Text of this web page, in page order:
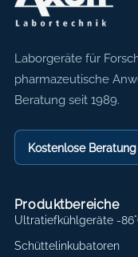
Axon
Laborgeräte für
pharmazeutische
Beratung seit 1989.
Kostenlose Beratung
Produktbereiche
Ultratiefkühlgeräte -
Schüttelinkubatoren